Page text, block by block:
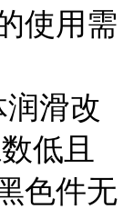
使用需
滑改
低且
色件无